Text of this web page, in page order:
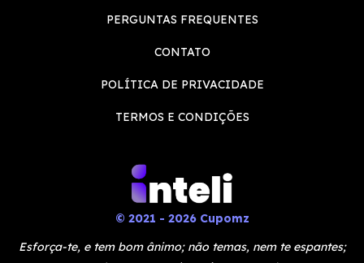
PERGUNTAS FREQUENTES
CONTATO
POLÍTICA DE PRIVACIDADE
TERMOS E CONDIÇÕES
© 2021 - 2026 Cupomz
Esforça-te, e tem bom ânimo; não temas, nem te espantes;